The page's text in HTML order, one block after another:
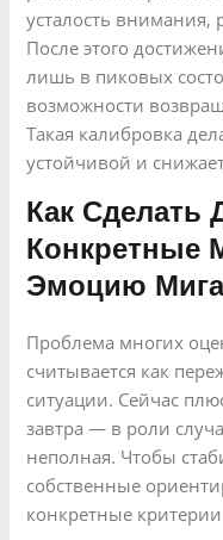
усталость внимания,
После этого
лишь в пиковых
возможности
Такая калибровка
устойчивой и
Как Сделать
Конкретные
Эмоцию
Проблема многих
считывается как
ситуации. Сейчас
завтра — в роли
неполная. Чтобы
собственные
конкретные критерии